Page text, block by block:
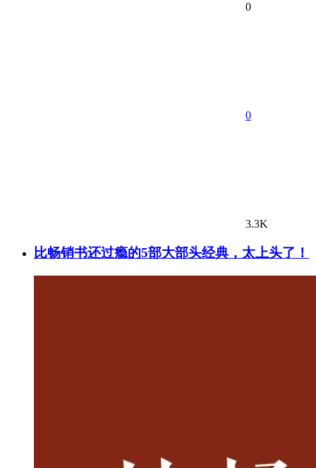
0
0
3.3K
比畅销书还过瘾的5部大部头经典，太上头了！